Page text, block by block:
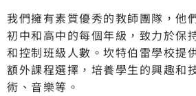
我們擁有素質優秀的教師團隊，他
初中和高中的每個年級，致力於保
和控制班級人數。坎特伯雷學校提
額外課程選擇，培養學生的興趣和
術、音樂等。